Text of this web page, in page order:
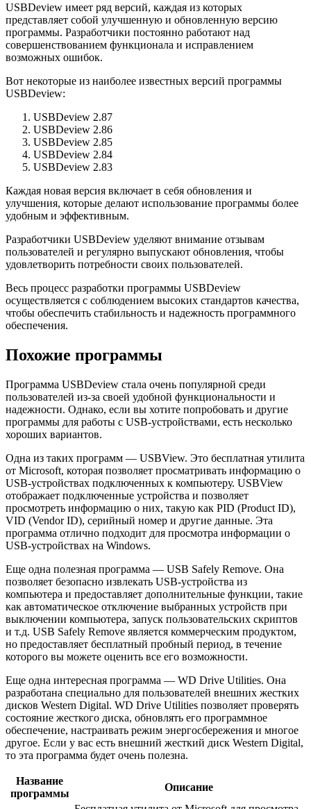
USBDeview имеет ряд версий, каждая из которых
представляет собой улучшенную и обновленную версию
программы. Разработчики постоянно работают над
совершенствованием функционала и исправлением
возможных ошибок.
Вот некоторые из наиболее известных версий программы
USBDeview:
USBDeview 2.87
USBDeview 2.86
USBDeview 2.85
USBDeview 2.84
USBDeview 2.83
Каждая новая версия включает в себя обновления и
улучшения, которые делают использование программы более
удобным и эффективным.
Разработчики USBDeview уделяют внимание отзывам
пользователей и регулярно выпускают обновления, чтобы
удовлетворить потребности своих пользователей.
Весь процесс разработки программы USBDeview
осуществляется с соблюдением высоких стандартов качества,
чтобы обеспечить стабильность и надежность программного
обеспечения.
Похожие программы
Программа USBDeview стала очень популярной среди
пользователей из-за своей удобной функциональности и
надежности. Однако, если вы хотите попробовать и другие
программы для работы с USB-устройствами, есть несколько
хороших вариантов.
Одна из таких программ — USBView. Это бесплатная утилита
от Microsoft, которая позволяет просматривать информацию о
USB-устройствах подключенных к компьютеру. USBView
отображает подключенные устройства и позволяет
просмотреть информацию о них, такую как PID (Product ID),
VID (Vendor ID), серийный номер и другие данные. Эта
программа отлично подходит для просмотра информации о
USB-устройствах на Windows.
Еще одна полезная программа — USB Safely Remove. Она
позволяет безопасно извлекать USB-устройства из
компьютера и предоставляет дополнительные функции, такие
как автоматическое отключение выбранных устройств при
выключении компьютера, запуск пользовательских скриптов
и т.д. USB Safely Remove является коммерческим продуктом,
но предоставляет бесплатный пробный период, в течение
которого вы можете оценить все его возможности.
Еще одна интересная программа — WD Drive Utilities. Она
разработана специально для пользователей внешних жестких
дисков Western Digital. WD Drive Utilities позволяет проверять
состояние жесткого диска, обновлять его программное
обеспечение, настраивать режим энергосбережения и многое
другое. Если у вас есть внешний жесткий диск Western Digital,
то эта программа будет очень полезна.
Название
программы
Описание